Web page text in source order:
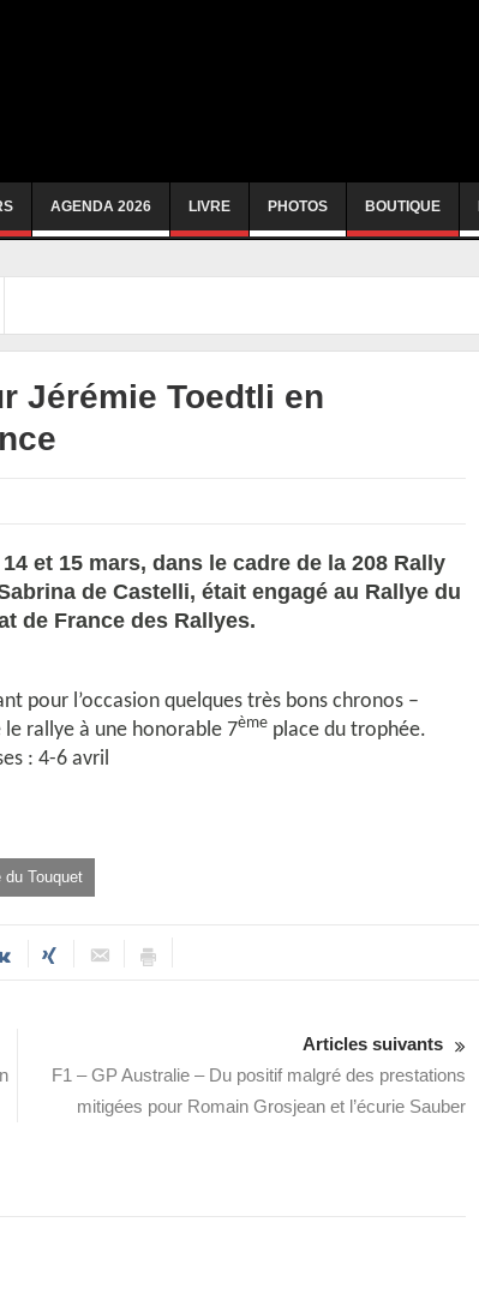
AGENDA 2026 LIVRE PHOTOS BOUTIQUE
Jérémie Toedtli en
et 15 mars, dans le cadre de la 208 Rally
de Castelli, était engagé au Rallye du
de France des Rallyes.
pour l’occasion quelques très bons chronos –
rallye à une honorable 7ème place du trophée.
: 4-6 avril
du Touquet
Articles suivants
F1 – GP Australie – Du positif malgré des prestations
mitigées pour Romain Grosjean et l’écurie Sauber